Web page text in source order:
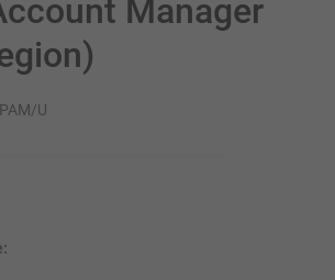
Manager
U